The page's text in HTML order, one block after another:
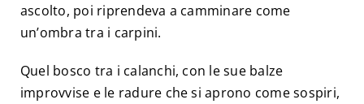
ascolto, poi riprendeva a camminare come
un’ombra tra i carpini.
Quel bosco tra i calanchi, con le sue balze
improvvise e le radure che si aprono come sospiri,